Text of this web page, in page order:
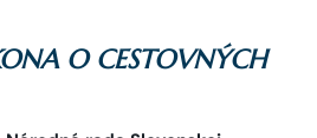
O CESTOVNÝCH